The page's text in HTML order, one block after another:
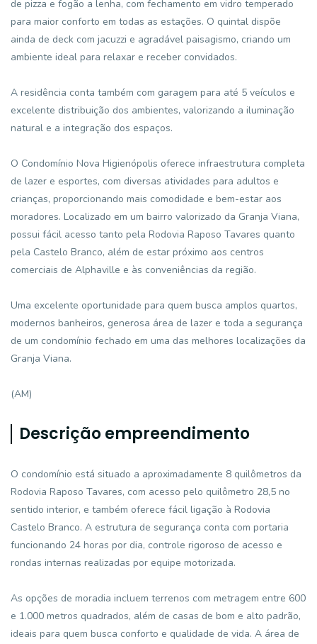
de pizza e fogão a lenha, com fechamento em vidro temperado
para maior conforto em todas as estações. O quintal dispõe
ainda de deck com jacuzzi e agradável paisagismo, criando um
ambiente ideal para relaxar e receber convidados.
A residência conta também com garagem para até 5 veículos e
excelente distribuição dos ambientes, valorizando a iluminação
natural e a integração dos espaços.
O Condomínio Nova Higienópolis oferece infraestrutura completa
de lazer e esportes, com diversas atividades para adultos e
crianças, proporcionando mais comodidade e bem-estar aos
moradores. Localizado em um bairro valorizado da Granja Viana,
possui fácil acesso tanto pela Rodovia Raposo Tavares quanto
pela Castelo Branco, além de estar próximo aos centros
comerciais de Alphaville e às conveniências da região.
Uma excelente oportunidade para quem busca amplos quartos,
modernos banheiros, generosa área de lazer e toda a segurança
de um condomínio fechado em uma das melhores localizações da
Granja Viana.
(AM)
Descrição empreendimento
O condomínio está situado a aproximadamente 8 quilômetros da
Rodovia Raposo Tavares, com acesso pelo quilômetro 28,5 no
sentido interior, e também oferece fácil ligação à Rodovia
Castelo Branco. A estrutura de segurança conta com portaria
funcionando 24 horas por dia, controle rigoroso de acesso e
rondas internas realizadas por equipe motorizada.
As opções de moradia incluem terrenos com metragem entre 600
e 1.000 metros quadrados, além de casas de bom e alto padrão,
ideais para quem busca conforto e qualidade de vida. A área de